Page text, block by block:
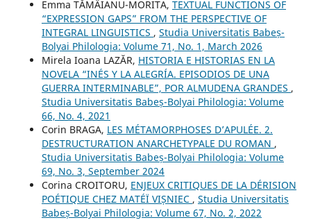
Emma TĂMÂIANU-MORITA, TEXTUAL FUNCTIONS OF
“EXPRESSION GAPS” FROM THE PERSPECTIVE OF
INTEGRAL LINGUISTICS , Studia Universitatis Babeș-
Bolyai Philologia: Volume 71, No. 1, March 2026
Mirela Ioana LAZĂR, HISTORIA E HISTORIAS EN LA
NOVELA “INÉS Y LA ALEGRÍA. EPISODIOS DE UNA
GUERRA INTERMINABLE”, POR ALMUDENA GRANDES ,
Studia Universitatis Babeș-Bolyai Philologia: Volume
66, No. 4, 2021
Corin BRAGA, LES MÉTAMORPHOSES D’APULÉE. 2.
DESTRUCTURATION ANARCHETYPALE DU ROMAN ,
Studia Universitatis Babeș-Bolyai Philologia: Volume
69, No. 3, September 2024
Corina CROITORU, ENJEUX CRITIQUES DE LA DÉRISION
POÉTIQUE CHEZ MATÉÏ VIȘNIEC , Studia Universitatis
Babeș-Bolyai Philologia: Volume 67, No. 2, 2022